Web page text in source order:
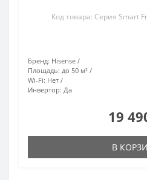
Код товара: Серия Smart
Бренд: Hisense
Площадь: до 50 м²
Wi-Fi: Нет
Инвертор: Да
19
В